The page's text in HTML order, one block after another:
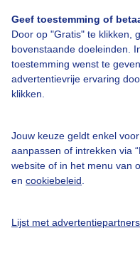
Geef toestemming of
Door op "Gratis" te klikken,
bovenstaande doeleinden.
toestemming wenst te
advertentievrije ervaring
klikken.
Jouw keuze geldt enkel
aanpassen of intrekken via
website of in het menu van
en cookiebeleid
Lijst met advertentiepartners
Bedrijfsgegevens
Veelgestelde vragen
Contact
Adverteren
Buienradar Team
Cookie beleid